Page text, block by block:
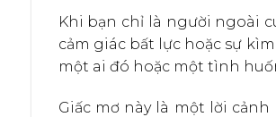
Khi bạn chỉ là người ngoài
cảm giác bất lực hoặc sự
một ai đó hoặc một tình
Giấc mơ này là một lời